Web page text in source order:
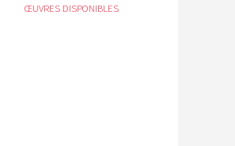
ŒUVRES DISPONIBLES